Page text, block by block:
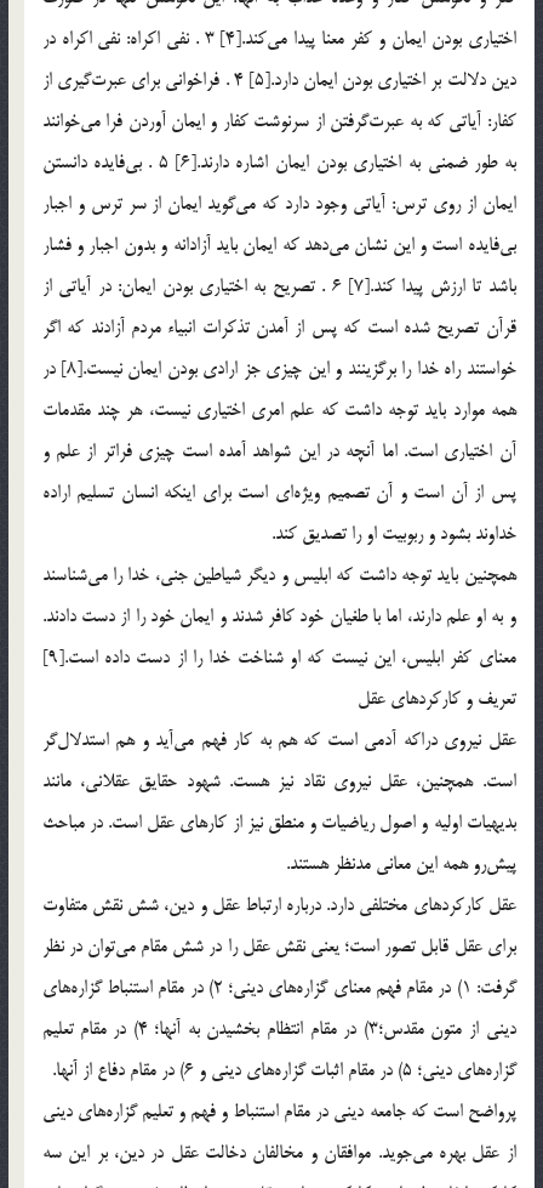
اختياري بودن ايمان و كفر معنا پيدا مي‌كند.[4] 3 . نفي اكراه: نفي اكراه در
دين دلالت بر اختياري بودن ايمان دارد.[5] 4 . فراخواني براي عبرت‌گيري از
كفار: آياتي كه به عبرت‌گرفتن از سرنوشت كفار و ايمان آوردن فرا مي‌خوانند
به طور ضمني به اختياري بودن ايمان اشاره دارند.[6] 5 . بي‌فايده دانستن
ايمان از روي ترس: آياتي وجود دارد كه مي‌گويد ايمان از سر ترس و اجبار
بي‌فايده است و اين نشان مي‌دهد كه ايمان بايد آزادانه و بدون اجبار و فشار
باشد تا ارزش پيدا كند.[7] 6 . تصريح به اختياري بودن ايمان: در آياتي از
قرآن تصريح شده است كه پس از آمدن تذكرات انبياء مردم آزادند كه اگر
خواستند راه خدا را برگزينند و اين چيزي جز ارادي بودن ايمان نيست.[8] در
همه موارد بايد توجه داشت كه علم امري اختياري نيست،‌ هر چند مقدمات
آن اختياري است. اما آنچه در اين شواهد آمده است چيزي فراتر از علم و
پس از آن است و آن تصميم ويژه‌اي است براي اينكه انسان تسليم اراده
خداوند بشود و ربوبيت او را تصديق كند.
همچنين بايد توجه داشت كه ابليس و ديگر شياطين جني، خدا را مي‌شناسند
و به او علم دارند، اما با طغيان خود كافر شدند و ايمان خود را از دست دادند.
معناي كفر ابليس، اين نيست كه او شناخت خدا را از دست داده است.[9]
تعريف و كاركردهاي عقل
عقل نيروي دراكه آدمي است كه هم به كار فهم مي‌آيد و هم استدلال‌گر
است. همچنين، عقل نيروي نقاد نيز هست. شهود حقايق عقلاني، مانند
بديهيات اوليه و اصول رياضيات و منطق نيز از كارهاي عقل است. در مباحث
پيش‌رو همه اين معاني مدنظر هستند.
عقل كاركردهاي مختلفي دارد. درباره ارتباط عقل و دين، شش نقش متفاوت
براي عقل قابل تصور است؛ يعني نقش عقل را در شش مقام مي‌توان در نظر
گرفت: 1) در مقام فهم معناي گزاره‌هاي ديني؛ 2) در مقام استنباط گزاره‌هاي
ديني از متون مقدس؛‌3) در مقام انتظام بخشيدن به آنها؛ 4) در مقام تعليم
گزاره‌هاي ديني؛ 5) در مقام اثبات گزاره‌هاي ديني و 6) در مقام دفاع از آنها.
پرواضح است كه جامعه ديني در مقام استنباط و فهم و تعليم گزاره‌هاي ديني
از عقل بهره مي‌جويد. موافقان و مخالفان دخالت عقل در دين، بر اين سه